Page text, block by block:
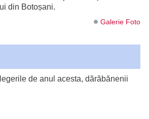
din Botoșani.
Galerie Foto
de anul acesta, dărăbănenii